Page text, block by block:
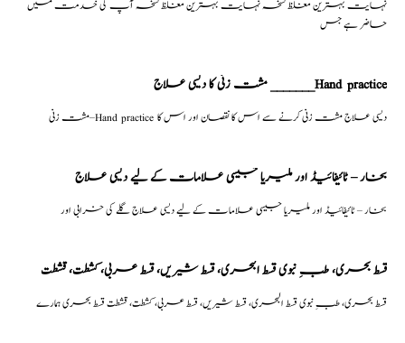
نہایت بہترین مغلظ نسخہ نہایت بہترین مغلظ نسخہ آپ کی خدمت میں
حاضر ہے جس
مشت زنی کا دیسی علاج _______Hand practice
مشت زنی–Hand practice دیسی علاج مشت زنی کرنے سے اس کا نقصان اور اس کا
بخار – ٹائیفائیڈ اور ملیریا جیسی علامات کے لیے دیسی علاج
بخار – ٹائیفائیڈ اور ملیریا جیسی علامات کے لیے دیسی علاج گلے کی خرابی اور
قسط بحری، طبِ نبوی قسط البحری، قسط شیریں، قسط عربی، كشطت، قشطت
قسط بحری، طبِ نبوی قسط البحری، قسط شیریں، قسط عربی، كشطت، قشطت قسط بحری ہمارے